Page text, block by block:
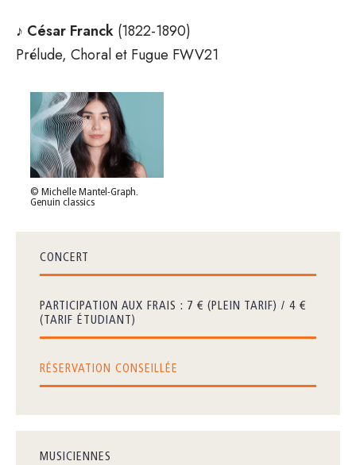
♪ César Franck (1822-1890)
Prélude, Choral et Fugue FWV21
© Michelle Mantel-Graph.
Genuin classics
CONCERT
PARTICIPATION AUX FRAIS : 7 € (PLEIN TARIF) / 4 €
(TARIF ÉTUDIANT)
RÉSERVATION CONSEILLÉE
MUSICIENNES